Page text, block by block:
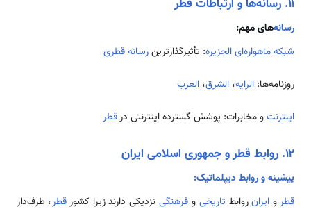
۱۱. رسانه‌ها و ارتباطات قطر
رسانه‌های مهم:
شبکه ماهواره‌ای الجزیره: تأثیرگذارترینرسانهقطری
روزنامه‌ها: الرایه، الشرق، العرب
اینترنتو مخابرات: پوشش گسترده اینترنتی درقطر
۱۲. روابط قطر و جمهوری اسلامی ایران
پیشینه و روابط دیپلماتیک:
قطرو ایرانروابط تاریخی و فرهنگینزدیکی دارند زیرا كشورقطر، طرف‌دار